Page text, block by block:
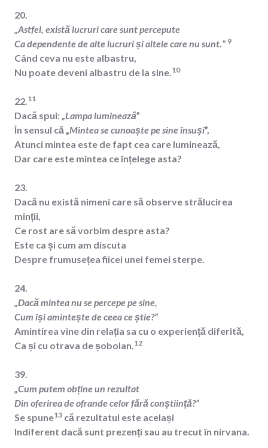
20.
„Astfel, există lucruri care sunt percepute
Ca dependente de alte lucruri și altele care nu sunt.” 9
Când ceva nu este albastru,
Nu poate deveni albastru de la sine.10
22.11
Dacă spui:„Lampa luminează”
În sensul că „Mintea se cunoaște pe sine însuși”,
Atunci mintea este de fapt cea care luminează,
Dar care este mintea ce înțelege asta?
23.
Dacă nu există nimeni care să observe strălucirea
minții,
Ce rost are să vorbim despre asta?
Este ca și cum am discuta
Despre frumusețea fiicei unei femei sterpe.
24.
„Dacă mintea nu se percepe pe sine,
Cum își amintește de ceea ce știe?”
Amintirea vine din relația sa cu o experiență diferită,
Ca și cu otrava de șobolan.12
39.
„Cum putem obține un rezultat
Din oferirea de ofrande celor fără conștiință?”
Se spune13 că rezultatul este același
Indiferent dacă sunt prezenți sau au trecut în nirvana.